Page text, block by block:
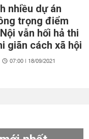
nhiều dự án
trọng điểm
vẫn hối hả thi
giãn cách xã hội
07:00 | 18/09/2021